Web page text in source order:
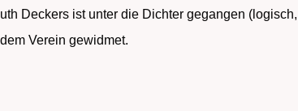
Deckers ist unter die Dichter gegangen
Verein gewidmet.